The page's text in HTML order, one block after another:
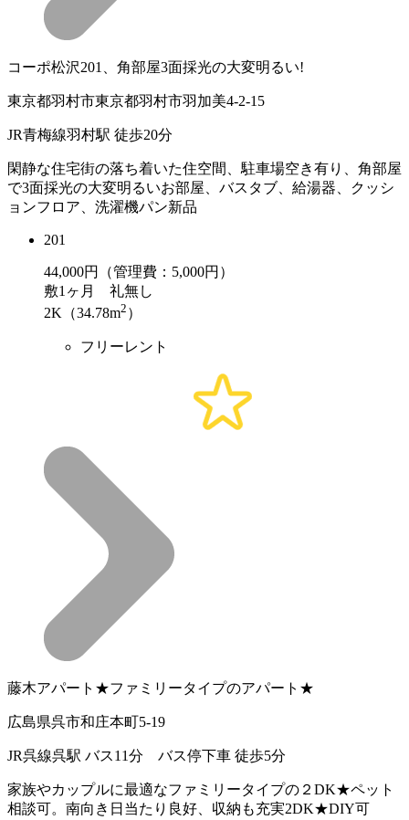
コーポ松沢201、角部屋3面採光の大変明るい!
東京都羽村市東京都羽村市羽加美4-2-15
JR青梅線羽村駅 徒歩20分
閑静な住宅街の落ち着いた住空間、駐車場空き有り、角部屋
で3面採光の大変明るいお部屋、バスタブ、給湯器、クッシ
ョンフロア、洗濯機パン新品
201
44,000円（管理費：5,000円）
敷1ヶ月 礼無し
2K（34.78m2 ）
フリーレント
藤木アパート★ファミリータイプのアパート★
広島県呉市和庄本町5-19
JR呉線呉駅 バス11分 バス停下車 徒歩5分
家族やカップルに最適なファミリータイプの２DK★ペット
相談可。南向き日当たり良好、収納も充実2DK★DIY可